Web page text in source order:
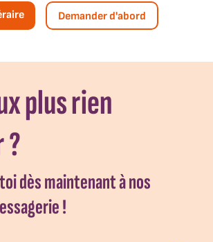
Demander d'abord
plus rien
dès maintenant à nos
!